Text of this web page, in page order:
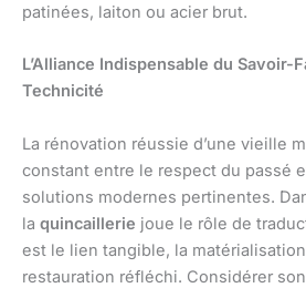
patinées, laiton ou acier brut.
L’Alliance Indispensable du Savoir-
Technicité
La rénovation réussie d’une vieille
constant entre le respect du passé
solutions modernes pertinentes.
la quincaillerie joue le rôle de
est le lien tangible, la
restauration réfléchi. Considérer